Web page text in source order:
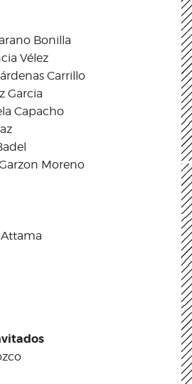
Bonilla
Vélez
Carrillo
Garcia
Capacho
Moreno